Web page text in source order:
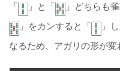
「 」と「
」どちらも
」をカンすると「
」
なるため、アガリの形が変